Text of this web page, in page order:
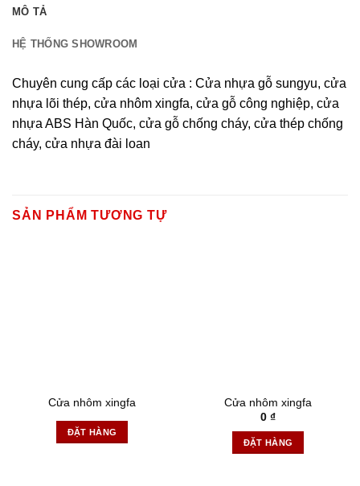
MÔ TẢ
HỆ THỐNG SHOWROOM
Chuyên cung cấp các loại cửa : Cửa nhựa gỗ sungyu, cửa
nhựa lõi thép, cửa nhôm xingfa, cửa gỗ công nghiệp, cửa
nhựa ABS Hàn Quốc, cửa gỗ chống cháy, cửa thép chống
cháy, cửa nhựa đài loan
SẢN PHẨM TƯƠNG TỰ
Cửa nhôm xingfa
ĐẶT HÀNG
Cửa nhôm xingfa
0 ₫
ĐẶT HÀNG